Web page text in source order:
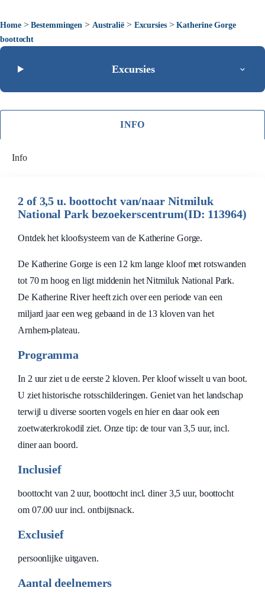
Home>Bestemmingen > Australië> Excursies>Katherine Gorge
boottocht
Excursies
INFO
Info
2 of 3,5 u. boottocht van/naar Nitmiluk
National Park bezoekerscentrum(ID: 113964)
Ontdek het kloofsysteem van de Katherine Gorge.
De Katherine Gorge is een 12 km lange kloof met rotswanden
tot 70 m hoog en ligt middenin het Nitmiluk National Park.
De Katherine River heeft zich over een periode van een
miljard jaar een weg gebaand in de 13 kloven van het
Arnhem-plateau.
Programma
In 2 uur ziet u de eerste 2 kloven. Per kloof wisselt u van boot.
U ziet historische rotsschilderingen. Geniet van het landschap
terwijl u diverse soorten vogels en hier en daar ook een
zoetwaterkrokodil ziet. Onze tip: de tour van 3,5 uur, incl.
diner aan boord.
Inclusief
boottocht van 2 uur, boottocht incl. diner 3,5 uur, boottocht
om 07.00 uur incl. ontbijtsnack.
Exclusief
persoonlijke uitgaven.
Aantal deelnemers